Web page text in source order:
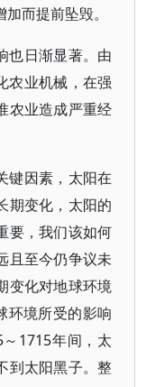
而提前坠毁。
也日渐显著。由
农业机械，在强
农业造成严重经
键因素，太阳在
期变化，太阳的
要，我们该如何
且至今仍争议未
变化对地球环境
环境所受的影响
1715年间，太
到太阳黑子。整